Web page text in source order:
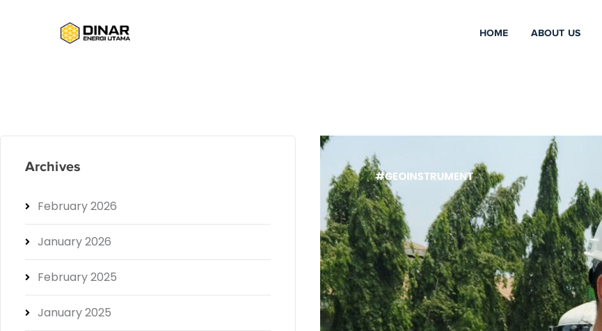
HOME ABOUT US
Archives
February 2026
January 2026
February 2025
January 2025